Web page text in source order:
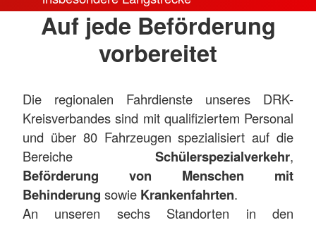
Auf jede Beförderung
vorbereitet
Die regionalen Fahrdienste unseres DRK-
Kreisverbandes sind mit qualifiziertem Personal
und über 80 Fahrzeugen spezialisiert auf die
Bereiche Schülerspezialverkehr,
Beförderung von Menschen mit
Behinderung sowie Krankenfahrten.
An unseren sechs Standorten in den